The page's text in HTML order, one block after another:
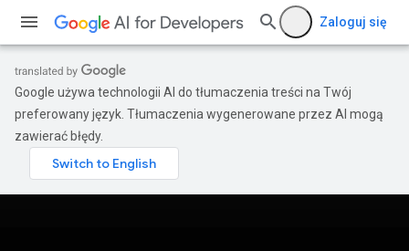
Zaloguj się
Google używa technologii AI do tłumaczenia treści na Twój
preferowany język. Tłumaczenia wygenerowane przez AI mogą
zawierać błędy.